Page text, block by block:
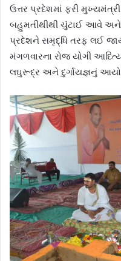
ઉત્તર પ્રદેશમાં ફરી
બહુમતીથીથી ચુંટાઈ આવે અને
પ્રદેશને સમૃદ્ધિ તરફ લઈ
મંગળવારના રોજ યોગી
લઘુરૂદ્ર અને દુર્ગાયજ્ઞનું